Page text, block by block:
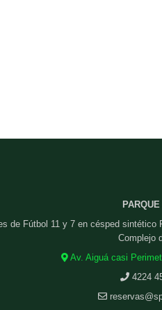
de Fútbol 11 y 7 en césped sintético
Complejo
Av. Aiguá casi
4224